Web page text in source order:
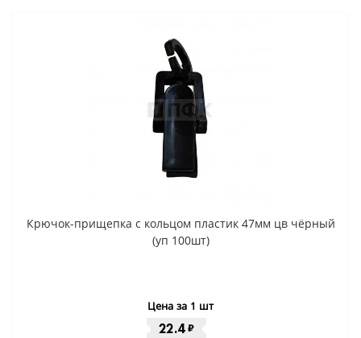
Крючок-прищепка с кольцом пластик 47мм цв чёрный
(уп 100шт)
Цена за 1 шт
22.4₽